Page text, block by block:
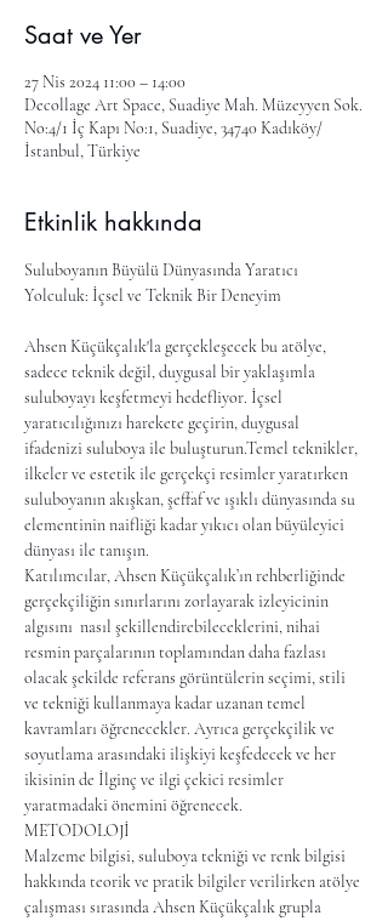
Saat ve Yer
27 Nis 2024 11:00 – 14:00
Decollage Art Space, Suadiye Mah. Müzeyyen Sok.
No:4/1 İç Kapı No:1, Suadiye, 34740 Kadıköy/
İstanbul, Türkiye
Etkinlik hakkında
Suluboyanın Büyülü Dünyasında Yaratıcı
Yolculuk: İçsel ve Teknik Bir Deneyim
Ahsen Küçükçalık'la gerçekleşecek bu atölye,
sadece teknik değil, duygusal bir yaklaşımla
suluboyayı keşfetmeyi hedefliyor. İçsel
yaratıcılığınızı harekete geçirin, duygusal
ifadenizi suluboya ile buluşturun.Temel teknikler,
ilkeler ve estetik ile gerçekçi resimler yaratırken
suluboyanın akışkan, şeffaf ve ışıklı dünyasında su
elementinin naifliği kadar yıkıcı olan büyüleyici
dünyası ile tanışın.
Katılımcılar, Ahsen Küçükçalık’ın rehberliğinde
gerçekçiliğin sınırlarını zorlayarak izleyicinin
algısını  nasıl şekillendirebileceklerini, nihai
resmin parçalarının toplamından daha fazlası
olacak şekilde referans görüntülerin seçimi, stili
ve tekniği kullanmaya kadar uzanan temel
kavramları öğrenecekler. Ayrıca gerçekçilik ve
soyutlama arasındaki ilişkiyi keşfedecek ve her
ikisinin de İlginç ve ilgi çekici resimler
yaratmadaki önemini öğrenecek.
METODOLOJİ
Malzeme bilgisi, suluboya tekniği ve renk bilgisi
hakkında teorik ve pratik bilgiler verilirken atölye
çalışması sırasında Ahsen Küçükçalık grupla